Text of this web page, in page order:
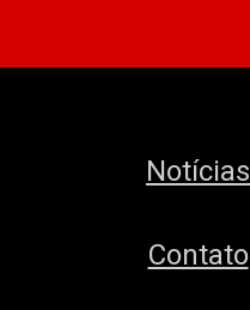
Notícias
Contato